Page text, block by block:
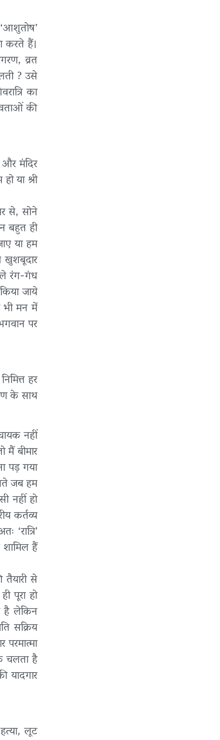
करते हैं।
व्रत
? उसे
का
की
मंदिर
या श्री
से, सोने
बहुत ही
या हम
खुशबूदार
रंग-गंध
जाये
मन में
पर
हर
के साथ
नहीं
बीमार
पड़ गया
जब हम
नहीं हो
कर्तव्य
हैं
से
पूरा हो
है लेकिन
सक्रिय
चलता है
यादगार
लूट